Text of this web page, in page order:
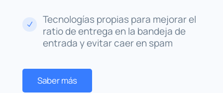
N
Tecnologías propias para mejorar el
ratio de entrega en la bandeja de
entrada y evitar caer en spam
Saber más